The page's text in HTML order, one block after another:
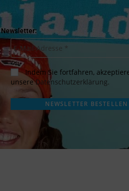
Newsletter:
Indem Sie fortfahren,
unsereDatenschutzerklärung.